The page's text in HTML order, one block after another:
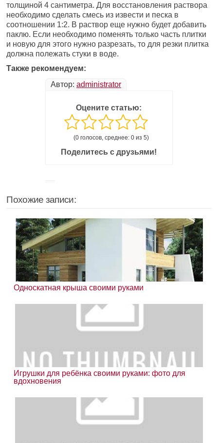
толщиной 4 сантиметра. Для восстановления раствора
необходимо сделать смесь из извести и песка в
соотношении 1:2. В раствор еще нужно будет добавить
паклю. Если необходимо поменять только часть плитки
и новую для этого нужно разрезать, то для резки плитка
должна полежать стуки в воде.
Также рекомендуем:
Автор: administrator
Оцените статью:
(0 голосов, среднее: 0 из 5)
Поделитесь с друзьями!
Похожие записи:
Односкатная крыша своими руками
Игрушки для ребёнка своими руками: фото для
вдохновения